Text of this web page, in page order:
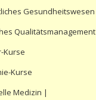
Gesundheitswesen
Qualitätsmanagement
Kurse
Kurse
Medizin |